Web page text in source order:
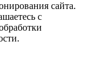
сайта.
с